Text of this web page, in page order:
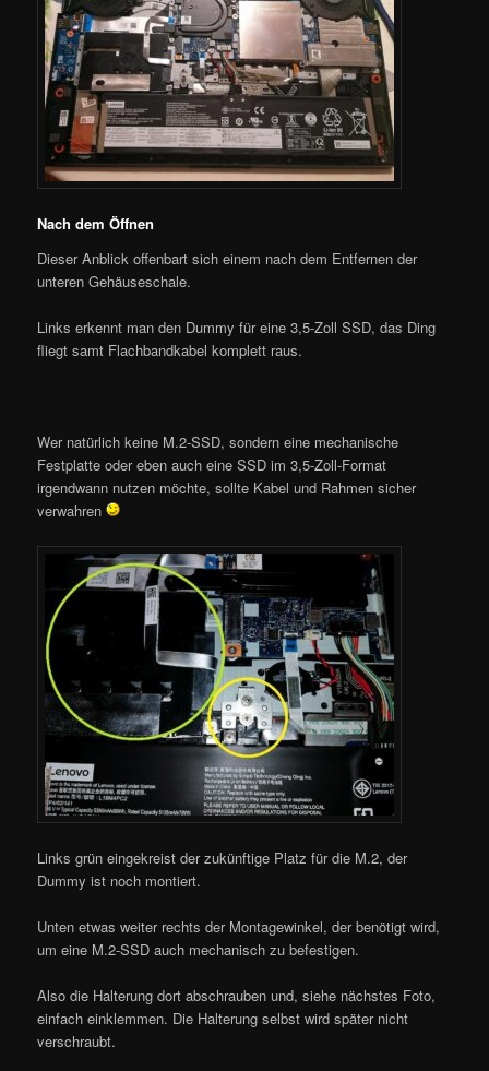
Nach dem Öffnen
Dieser Anblick offenbart sich einem nach dem Entfernen der
unteren Gehäuseschale.
Links erkennt man den Dummy für eine 3,5-Zoll SSD, das Ding
fliegt samt Flachbandkabel komplett raus.
Wer natürlich keine M.2-SSD, sondern eine mechanische
Festplatte oder eben auch eine SSD im 3,5-Zoll-Format
irgendwann nutzen möchte, sollte Kabel und Rahmen sicher
verwahren
Links grün eingekreist der zukünftige Platz für die M.2, der
Dummy ist noch montiert.
Unten etwas weiter rechts der Montagewinkel, der benötigt wird,
um eine M.2-SSD auch mechanisch zu befestigen.
Also die Halterung dort abschrauben und, siehe nächstes Foto,
einfach einklemmen. Die Halterung selbst wird später nicht
verschraubt.